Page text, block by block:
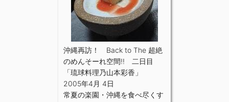
沖縄再訪！ Back to The 超絶
のめんそーれ空間!! 二日目
「琉球料理乃山本彩香」
2005年4月 4日
常夏の楽園・沖縄を食べ尽くす